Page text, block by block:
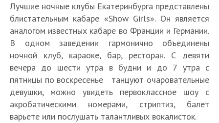
Лучшие ночные клубы Екатеринбурга представлены
блистательным кабаре «Show Girls». Он является
аналогом известных кабаре во Франции и Германии.
В одном заведении гармонично объединены
ночной клуб, караоке, бар, ресторан. С девяти
вечера до шести утра в будни и до 7 утра с
пятницы по воскресенье танцуют очаровательные
девушки, можно увидеть первоклассное шоу с
акробатическими номерами, стриптиз, балет
варьете или послушать талантливых вокалисток.